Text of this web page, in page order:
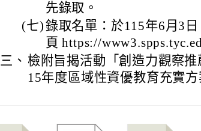
先錄取。
(七)錄取名單：於115年6月3
頁 https://
三、 檢附旨揭活動「創造力觀察
15年度區域性資優教育充實方